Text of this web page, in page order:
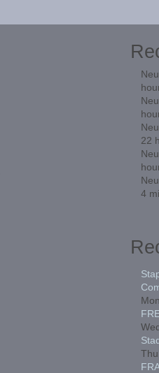
22
4